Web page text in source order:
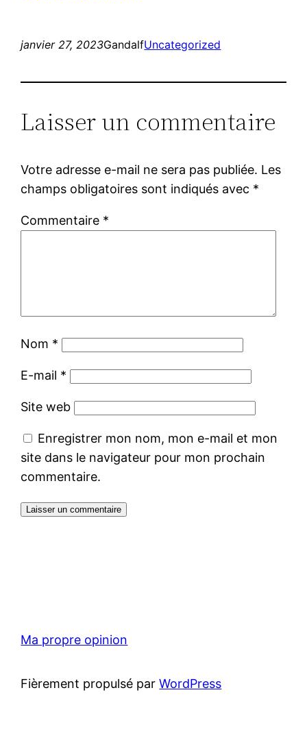
janvier 27, 2023GandalfUncategorized
Laisser un commentaire
Votre adresse e-mail ne sera pas publiée. Les
champs obligatoires sont indiqués avec *
Commentaire *
Nom *
E-mail *
Site web
Enregistrer mon nom, mon e-mail et mon
site dans le navigateur pour mon prochain
commentaire.
Ma propre opinion
Fièrement propulsé parWordPress